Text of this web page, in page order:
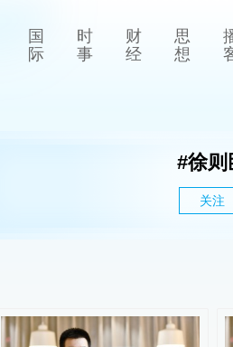
国
际
时
事
财
经
思
想
#徐则
关注